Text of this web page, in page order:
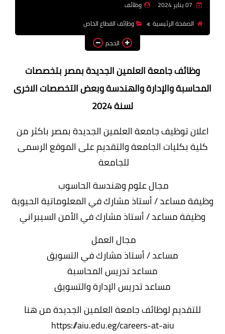
بالجامعات والمعاهد
اخبار
وظائف
الصفحة الرئيسية
وظائف القطاع الخاص
الحجم
وظائف جامعة العلمين الجديدة بمصر بتخصصات
المحاسبة والإدارة والهندسة وبعض التخصصات الاخرى
لسنة 2024
اعلان توظيف جامعة العلمين الجديدة بمصر باكثر من
كلية بكليات الجامعة والتقديم على الموقع الرسمى
للجامعة
مجال علوم وهندسة الحاسوب
وظيفة مساعد / أستاذ مشارك في المعلوماتية الحيوية
وظيفة مساعد / أستاذ مشارك في الأمن السيبراني
مجال العمل
مساعد / أستاذ مشارك في التسويق
مساعد تدريس المحاسبة
مساعد تدريس الإدارة والتسويق
للتقديم لوظائف جامعة العلمين الجديدة من هنا
https://aiu.edu.eg/careers-at-aiu